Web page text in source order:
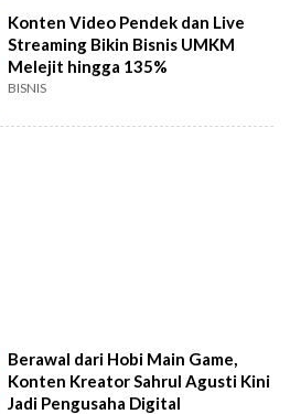
Konten Video Pendek dan Live
Streaming Bikin Bisnis UMKM
Melejit hingga 135%
BISNIS
Berawal dari Hobi Main Game,
Konten Kreator Sahrul Agusti Kini
Jadi Pengusaha Digital